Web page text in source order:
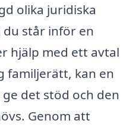
olika juridiska
står inför en
hjälp med ett avtal
familjerätt, kan en
det stöd och den
Genom att